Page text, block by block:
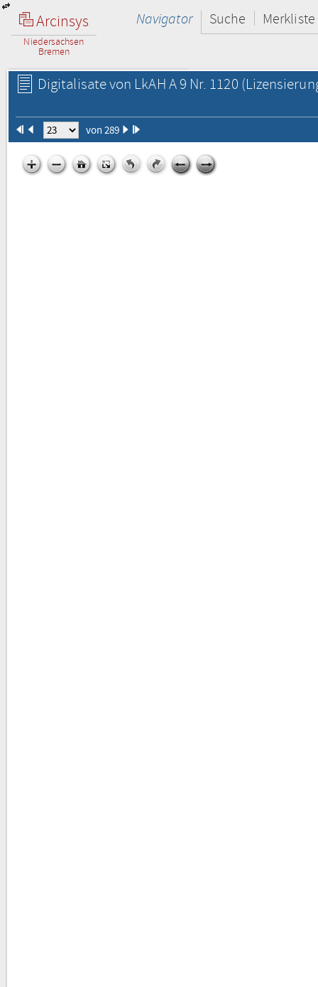
Arcinsys
Niedersachsen
Bremen
Navigator Suche Merkliste
Digitalisate von LkAH A 9 Nr. 1120
von 289